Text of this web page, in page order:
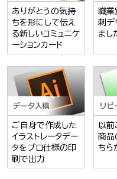
ありがとうの気持
ちを形にして伝え
る新しいコミュニケ
ーションカード
職業
刺デ
まし
ご自身で作成した
イラストレータデー
タをプロ仕様の印
刷で出力
以前
商品
ちら